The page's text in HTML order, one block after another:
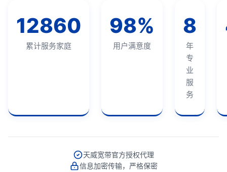
12860
累计服务家庭
98%
用户满意度
8
年
专
业
服
务
天威宽带官方授权代理
信息加密传输，严格保密